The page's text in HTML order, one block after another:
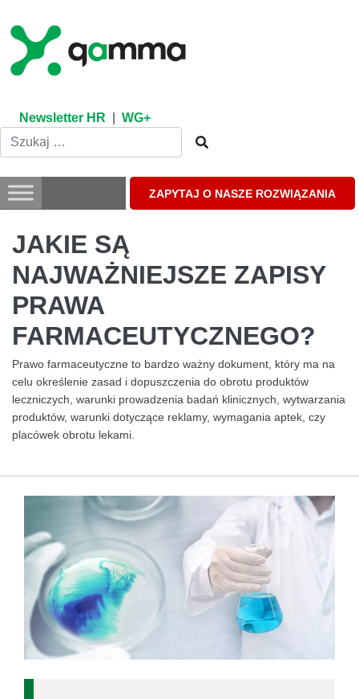
content
Newsletter HR WG+
ZAPYTAJ O NASZE ROZWIĄZANIA
JAKIE SĄ
NAJWAŻNIEJSZE ZAPISY
PRAWA
FARMACEUTYCZNEGO?
Prawo farmaceutyczne to bardzo ważny dokument, który ma na
celu określenie zasad i dopuszczenia do obrotu produktów
leczniczych, warunki prowadzenia badań klinicznych, wytwarzania
produktów, warunki dotyczące reklamy, wymagania aptek, czy
placówek obrotu lekami.